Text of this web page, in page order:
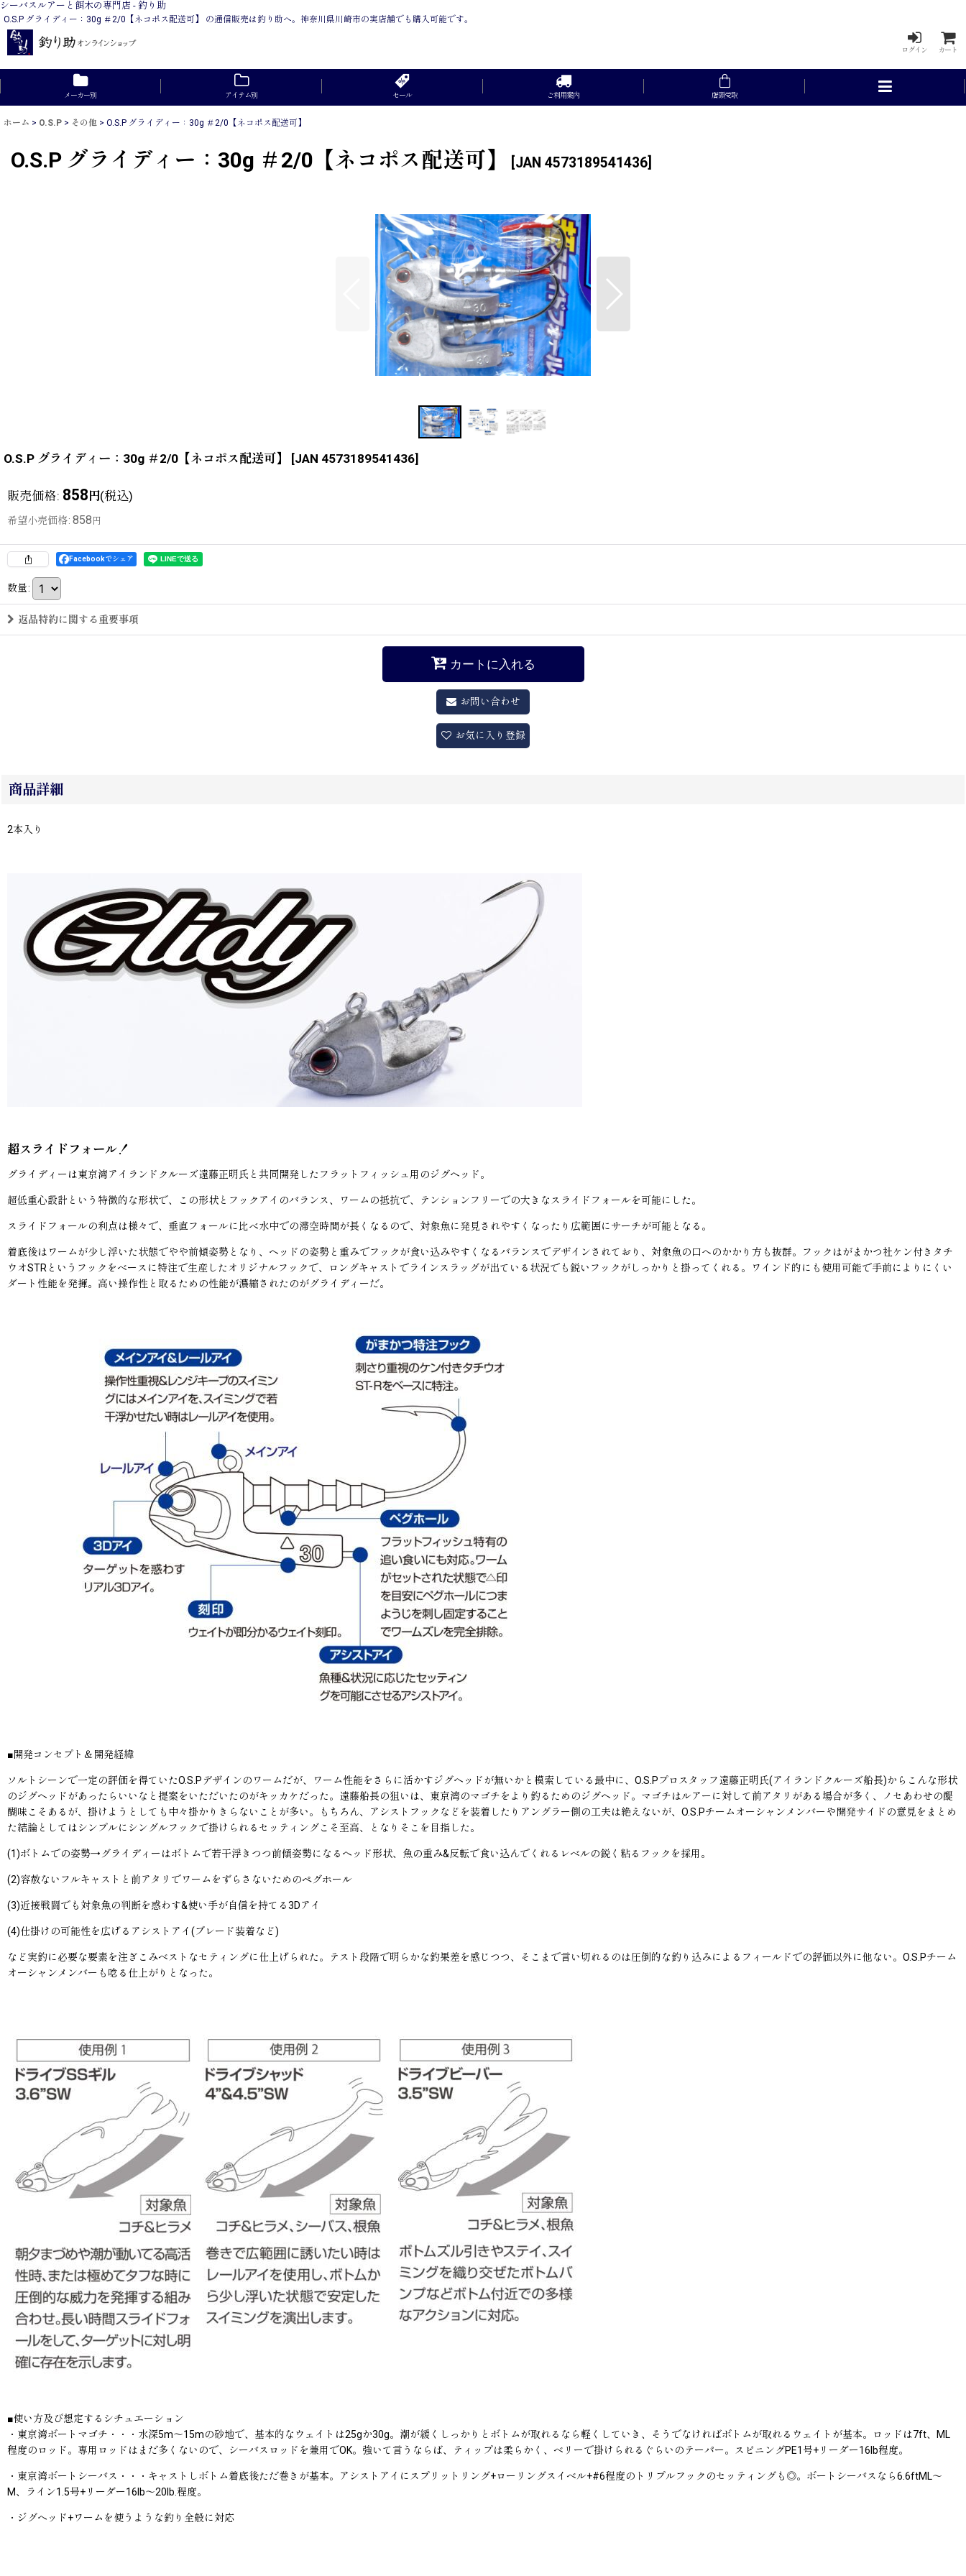
シーバスルアーと餌木の専門店 - 釣り助
O.S.P グライディー：30g ＃2/0【ネコポス配送可】 の通信販売は釣り助へ。神奈川県川崎市の実店舗でも購入可能です。
ログイン カート
メーカー別 アイテム別 セール ご利用案内 店頭受取
ホーム > O.S.P > その他 > O.S.P グライディー：30g ＃2/0【ネコポス配送可】
O.S.P グライディー：30g ＃2/0【ネコポス配送可】 JAN 4573189541436
O.S.P グライディー：30g ＃2/0【ネコポス配送可】 [JAN 4573189541436]
販売価格: 858円(税込)
希望小売価格: 858 円
Facebookでシェア
数量:
返品特約に関する重要事項
カートに入れる
お問い合わせ
お気に入り登録
商品詳細
2本入り
超スライドフォール！
グライディーは東京湾アイランドクルーズ遠藤正明氏と共同開発したフラットフィッシュ用のジグヘッド。
超低重心設計という特徴的な形状で、この形状とフックアイのバランス、ワームの抵抗で、テンションフリーでの大きなスライドフォールを可能にした。
スライドフォールの利点は様々で、垂直フォールに比べ水中での滞空時間が長くなるので、対象魚に発見されやすくなったり広範囲にサーチが可能となる。
着底後はワームが少し浮いた状態でやや前傾姿勢となり、ヘッドの姿勢と重みでフックが食い込みやすくなるバランスでデザインされており、対象魚の口へのかかり方も抜群。フックはがまかつ社ケン付きタチ
ウオSTRというフックをベースに特注で生産したオリジナルフックで、ロングキャストでラインスラッグが出ている状況でも鋭いフックがしっかりと掛ってくれる。ワインド的にも使用可能で手前によりにくい
ダート性能を発揮。高い操作性と取るための性能が濃縮されたのがグライディーだ。
■開発コンセプト＆開発経緯
ソルトシーンで一定の評価を得ていたO.S.Pデザインのワームだが、ワーム性能をさらに活かすジグヘッドが無いかと模索している最中に、O.S.Pプロスタッフ遠藤正明氏(アイランドクルーズ船長)からこんな形状
のジグヘッドがあったらいいなと提案をいただいたのがキッカケだった。遠藤船長の狙いは、東京湾のマゴチをより釣るためのジグヘッド。マゴチはルアーに対して前アタリがある場合が多く、ノセあわせの醍
醐味こそあるが、掛けようとしても中々掛かりきらないことが多い。もちろん、アシストフックなどを装着したりアングラー側の工夫は絶えないが、O.S.Pチームオーシャンメンバーや開発サイドの意見をまとめ
た結論としてはシンプルにシングルフックで掛けられるセッティングこそ至高、となりそこを目指した。
(1)ボトムでの姿勢→グライディーはボトムで若干浮きつつ前傾姿勢になるヘッド形状、魚の重み&反転で食い込んでくれるレベルの鋭く粘るフックを採用。
(2)容赦ないフルキャストと前アタリでワームをずらさないためのペグホール
(3)近接戦闘でも対象魚の判断を惑わす&使い手が自信を持てる3Dアイ
(4)仕掛けの可能性を広げるアシストアイ(ブレード装着など)
など実釣に必要な要素を注ぎこみベストなセティングに仕上げられた。テスト段階で明らかな釣果差を感じつつ、そこまで言い切れるのは圧倒的な釣り込みによるフィールドでの評価以外に他ない。O.S.Pチーム
オーシャンメンバーも唸る仕上がりとなった。
■使い方及び想定するシチュエーション
・東京湾ボートマゴチ・・・水深5m〜15mの砂地で、基本的なウェイトは25gか30g。潮が緩くしっかりとボトムが取れるなら軽くしていき、そうでなければボトムが取れるウェイトが基本。ロッドは7ft、ML
程度のロッド。専用ロッドはまだ多くないので、シーバスロッドを兼用でOK。強いて言うならば、ティップは柔らかく、ベリーで掛けられるぐらいのテーパー。スピニングPE1号+リーダー16lb程度。
・東京湾ボートシーバス・・・キャストしボトム着底後ただ巻きが基本。アシストアイにスプリットリング+ローリングスイベル+#6程度のトリプルフックのセッティングも◎。ボートシーバスなら6.6ftML〜
M、ライン1.5号+リーダー16lb〜20lb.程度。
・ジグヘッド+ワームを使うような釣り全般に対応